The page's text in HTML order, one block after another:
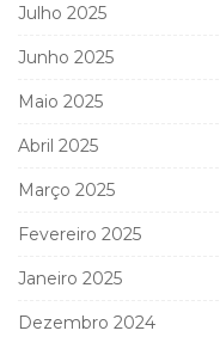
Julho 2025
Junho 2025
Maio 2025
Abril 2025
Março 2025
Fevereiro 2025
Janeiro 2025
Dezembro 2024